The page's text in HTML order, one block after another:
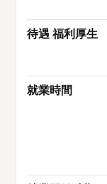
待遇 福利厚生
就業時間